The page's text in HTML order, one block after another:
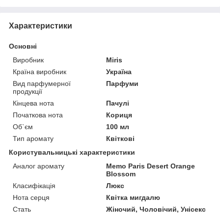
Характеристики
Основні
Виробник
Miris
Країна виробник
Україна
Вид парфумерної
продукції
Парфуми
Кінцева нота
Пачулі
Початкова нота
Кориця
Об`єм
100 мл
Тип аромату
Квіткові
Користувальницькі характеристики
Аналог аромату
Memo Paris Desert Orange
Blossom
Класифікація
Люкс
Нота серця
Квітка мигдалю
Стать
Жіночий, Чоловічий, Унісекс